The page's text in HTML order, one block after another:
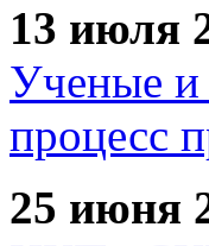
13 июля
Ученые и
процесс
25 июня